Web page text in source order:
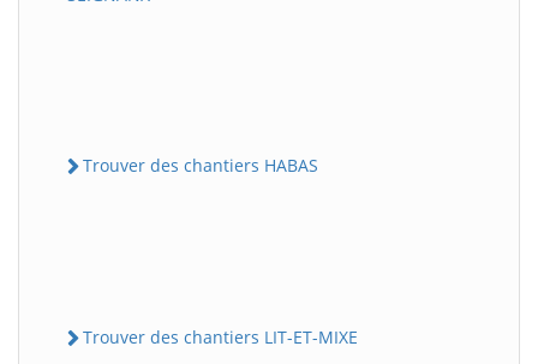
Trouver des chantiers HABAS
Trouver des chantiers LIT-ET-MIXE